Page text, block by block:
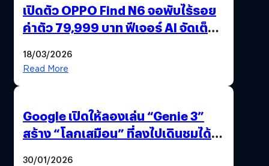
เปิดตัว OPPO Find N6 จอพับไร้รอย
ค่าตัว 79,999 บาท ฟีเจอร์ AI จัดเต็ม
18/03/2026
Read More
Google เปิดให้ลองเล่น “Genie 3”
สร้าง “โลกเสมือน” ที่ลงไปเดินชมได้
30/01/2026